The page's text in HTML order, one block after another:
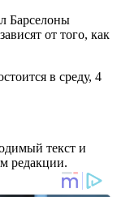
Барселоны
от того, как
в среду, 4
текст и
редакции.